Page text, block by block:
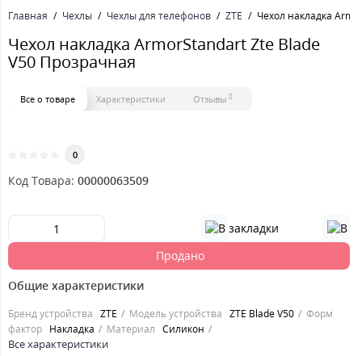
Главная Чехлы Чехлы для телефонов ZTE Чехол накладка
Чехол накладка ArmorStandart Zte Blade
V50 Прозрачная
Все о товаре Характеристики Отзывы 0
0
Код Товара: 00000063509
Продано
Общие характеристики
Бренд устройства ZTE Модель устройства ZTE Blade V50
Форм
фактор Накладка Материал Силикон
Все характеристики